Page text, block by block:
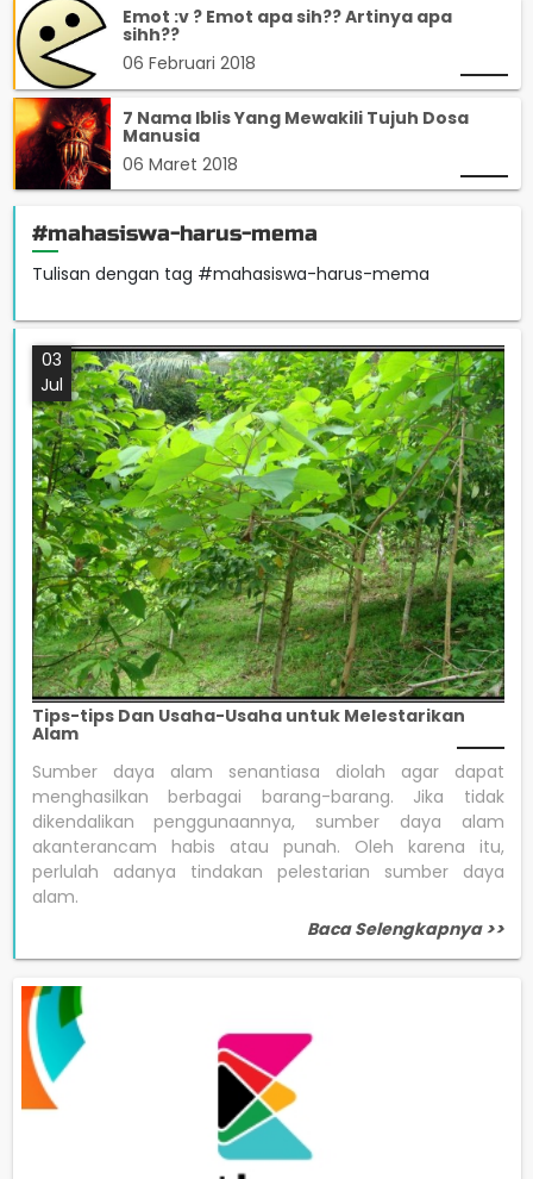
Emot :v ? Emot apa sih?? Artinya apa
sihh??
06 Februari 2018
7 Nama Iblis Yang Mewakili Tujuh Dosa
Manusia
06 Maret 2018
#mahasiswa-harus-mema
Tulisan dengan tag #mahasiswa-harus-mema
03
Jul
Tips-tips Dan Usaha-Usaha untuk Melestarikan
Alam
Sumber daya alam senantiasa diolah agar dapat
menghasilkan berbagai barang-barang. Jika tidak
dikendalikan penggunaannya, sumber daya alam
akanterancam habis atau punah. Oleh karena itu,
perlulah adanya tindakan pelestarian sumber daya
alam.
Baca Selengkapnya >>